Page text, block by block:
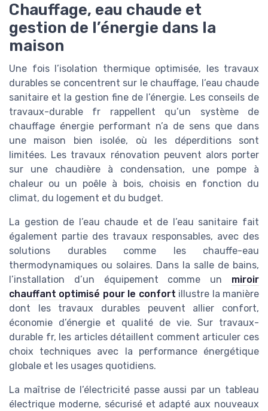
Chauffage, eau chaude et
gestion de l’énergie dans la
maison
Une fois l’isolation thermique optimisée, les travaux
durables se concentrent sur le chauffage, l’eau chaude
sanitaire et la gestion fine de l’énergie. Les conseils de
travaux-durable fr rappellent qu’un système de
chauffage énergie performant n’a de sens que dans
une maison bien isolée, où les déperditions sont
limitées. Les travaux rénovation peuvent alors porter
sur une chaudière à condensation, une pompe à
chaleur ou un poêle à bois, choisis en fonction du
climat, du logement et du budget.
La gestion de l’eau chaude et de l’eau sanitaire fait
également partie des travaux responsables, avec des
solutions durables comme les chauffe-eau
thermodynamiques ou solaires. Dans la salle de bains,
l’installation d’un équipement comme un miroir
chauffant optimisé pour le confort illustre la manière
dont les travaux durables peuvent allier confort,
économie d’énergie et qualité de vie. Sur travaux-
durable fr, les articles détaillent comment articuler ces
choix techniques avec la performance énergétique
globale et les usages quotidiens.
La maîtrise de l’électricité passe aussi par un tableau
électrique moderne, sécurisé et adapté aux nouveaux